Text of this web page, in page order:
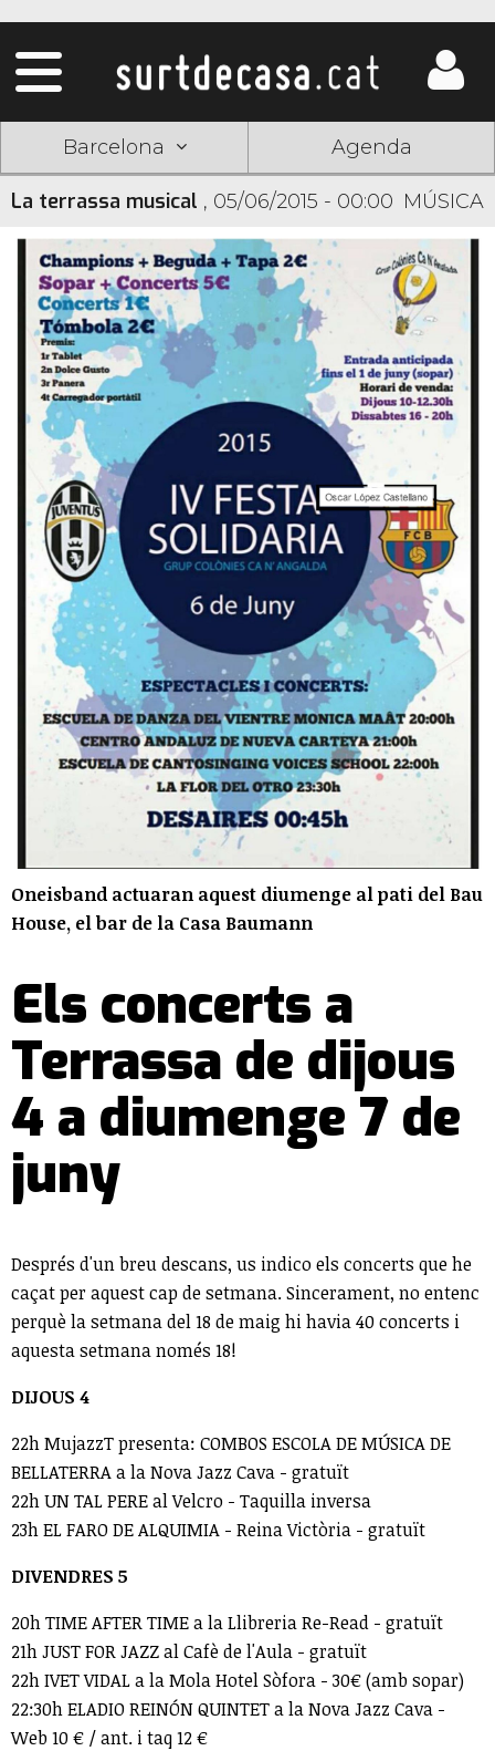
Barcelona Agenda
La terrassa musical , 05/06/2015 - 00:00 MÚSICA
Oneisband actuaran aquest diumenge al pati del Bau
House, el bar de la Casa Baumann
Els concerts a
Terrassa de dijous
4 a diumenge 7 de
juny
Després d'un breu descans, us indico els concerts que he
caçat per aquest cap de setmana. Sincerament, no entenc
perquè la setmana del 18 de maig hi havia 40 concerts i
aquesta setmana només 18!
DIJOUS 4
22h MujazzT presenta: COMBOS ESCOLA DE MÚSICA DE
BELLATERRA a la Nova Jazz Cava - gratuït
22h UN TAL PERE al Velcro - Taquilla inversa
23h EL FARO DE ALQUIMIA - Reina Victòria - gratuït
DIVENDRES 5
20h TIME AFTER TIME a la Llibreria Re-Read - gratuït
21h JUST FOR JAZZ al Cafè de l'Aula - gratuït
22h IVET VIDAL a la Mola Hotel Sòfora - 30€ (amb sopar)
22:30h ELADIO REINÓN QUINTET a la Nova Jazz Cava -
Web 10 € / ant. i taq 12 €